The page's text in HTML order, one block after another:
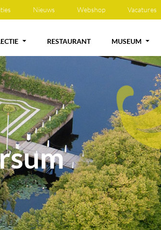
Nieuws Webshop Vacatures
RESTAURANT MUSEUM